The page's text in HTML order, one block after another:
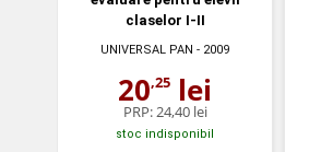
claselor I-II
UNIVERSAL PAN - 2009
20,25 lei
PRP:24,40 lei
stoc indisponibil